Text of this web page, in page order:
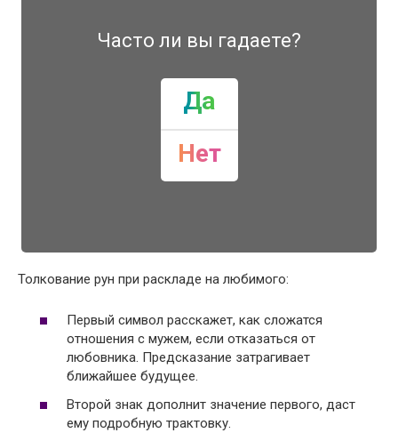
Часто ли вы гадаете?
Да
Нет
Толкование рун при раскладе на любимого:
Первый символ расскажет, как сложатся
отношения с мужем, если отказаться от
любовника. Предсказание затрагивает
ближайшее будущее.
Второй знак дополнит значение первого, даст
ему подробную трактовку.